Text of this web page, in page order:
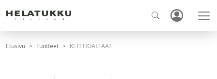
Etusivu Tuotteet KEITTIÖALTAAT